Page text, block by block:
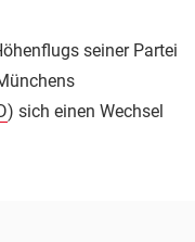
seiner Partei
) sich einen Wechsel